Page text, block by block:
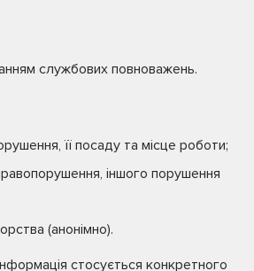
службових повноважень.
її посаду та місце роботи;
іншого порушення
(анонімно).
стосується конкретного